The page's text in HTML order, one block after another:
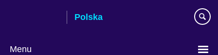
Polska
Menu